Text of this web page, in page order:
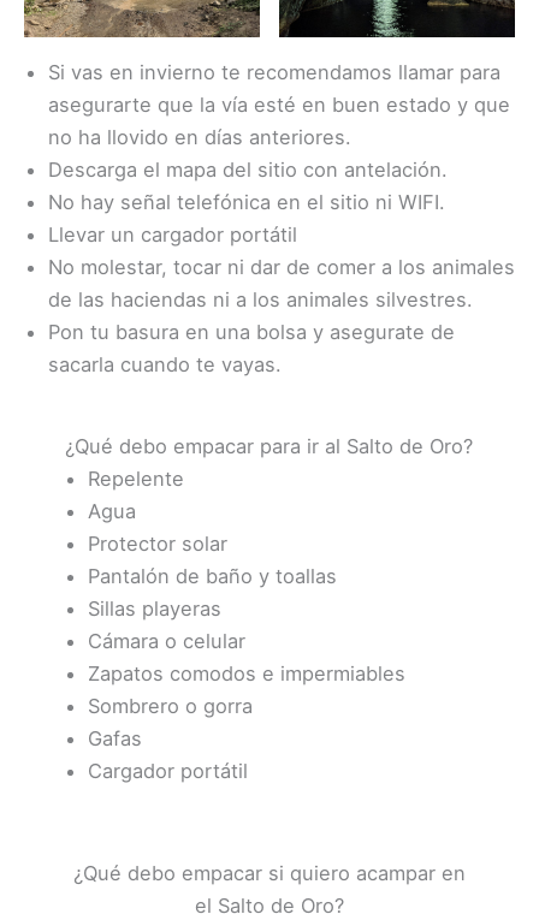
Si vas en invierno te recomendamos llamar para
asegurarte que la vía esté en buen estado y que
no ha llovido en días anteriores.
Descarga el mapa del sitio con antelación.
No hay señal telefónica en el sitio ni WIFI.
Llevar un cargador portátil
No molestar, tocar ni dar de comer a los animales
de las haciendas ni a los animales silvestres.
Pon tu basura en una bolsa y asegurate de
sacarla cuando te vayas.
¿Qué debo empacar para ir al Salto de Oro?
Repelente
Agua
Protector solar
Pantalón de baño y toallas
Sillas playeras
Cámara o celular
Zapatos comodos e impermiables
Sombrero o gorra
Gafas
Cargador portátil
¿Qué debo empacar si quiero acampar en
el Salto de Oro?